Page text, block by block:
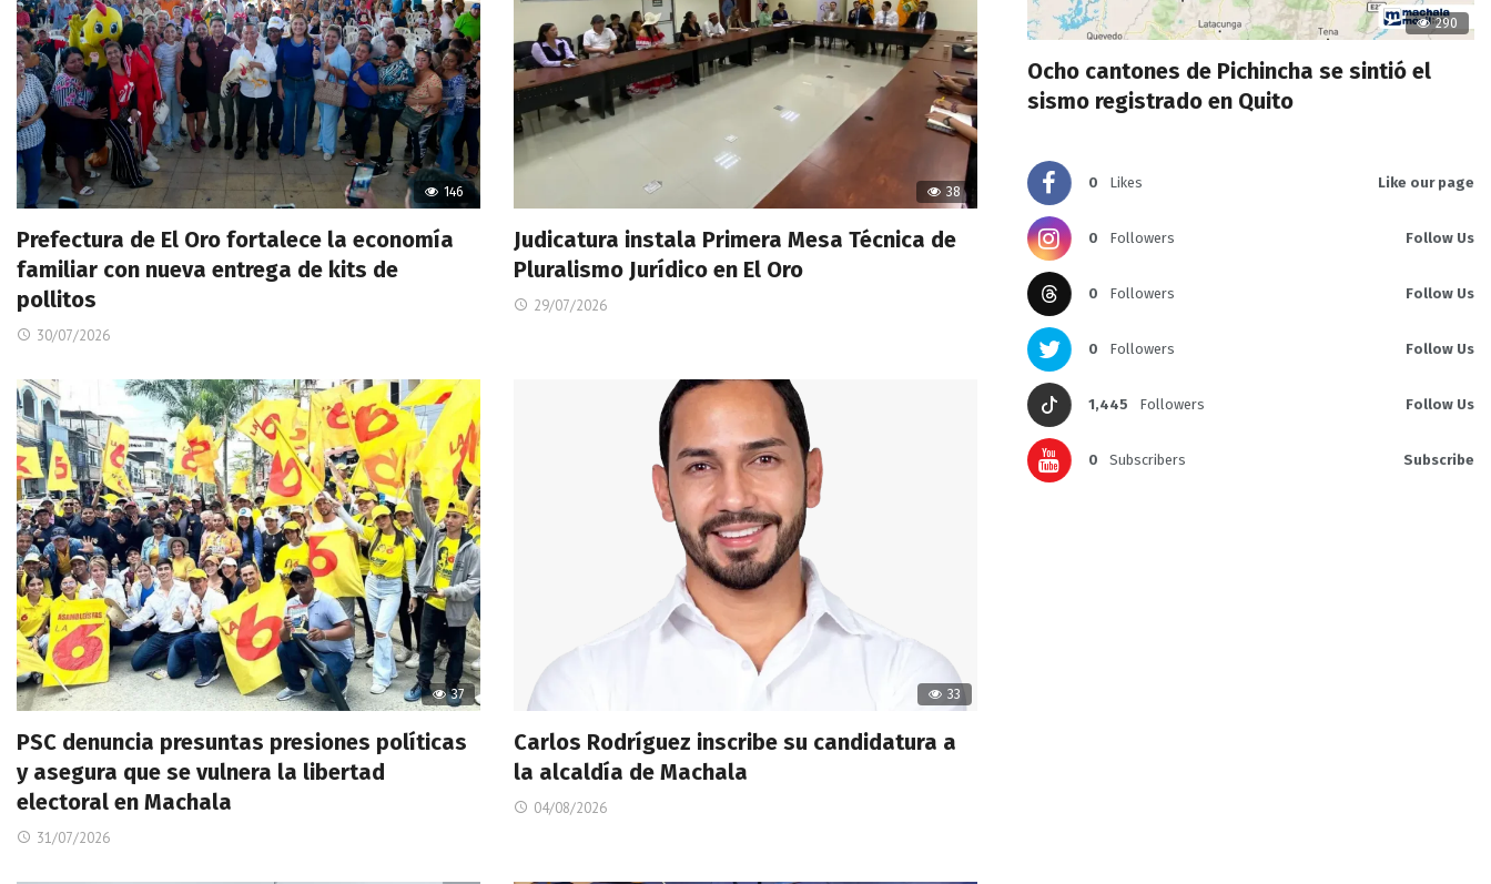
146
Prefectura de El Oro fortalece la economía
familiar con nueva entrega de kits de
pollitos
30/07/2026
38
Judicatura instala Primera Mesa Técnica de
Pluralismo Jurídico en El Oro
29/07/2026
37
PSC denuncia presuntas presiones políticas
y asegura que se vulnera la libertad
electoral en Machala
31/07/2026
33
Carlos Rodríguez inscribe su candidatura a
la alcaldía de Machala
04/08/2026
290
Ocho cantones de Pichincha se sintió el
sismo registrado en Quito
0 Likes Like our page
0 Followers Follow Us
0 Followers Follow Us
0 Followers Follow Us
1,445 Followers Follow Us
0 Subscribers Subscribe